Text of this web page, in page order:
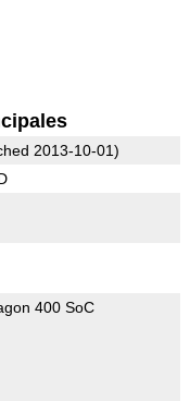
2013-10-01)
400 SoC